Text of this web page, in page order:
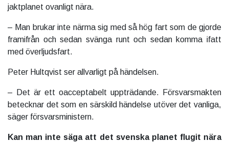
jaktplanet ovanligt nära.
– Man brukar inte närma sig med så hög fart som de gjorde
framifrån och sedan svänga runt och sedan komma ifatt
med överljudsfart.
Peter Hultqvist ser allvarligt på händelsen.
– Det är ett oacceptabelt uppträdande. Försvarsmakten
betecknar det som en särskild händelse utöver det vanliga,
säger försvarsministern.
Kan man inte säga att det svenska planet flugit nära